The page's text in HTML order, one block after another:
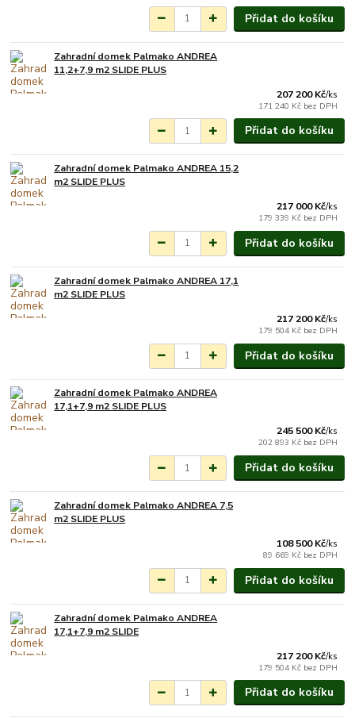
Přidat do košíku
Zahradní domek Palmako ANDREA
11,2+7,9 m2 SLIDE PLUS
207 200 Kč/ks
171 240 Kč bez DPH
Přidat do košíku
Zahradní domek Palmako ANDREA 15,2
m2 SLIDE PLUS
217 000 Kč/ks
179 339 Kč bez DPH
Přidat do košíku
Zahradní domek Palmako ANDREA 17,1
m2 SLIDE PLUS
217 200 Kč/ks
179 504 Kč bez DPH
Přidat do košíku
Zahradní domek Palmako ANDREA
17,1+7,9 m2 SLIDE PLUS
245 500 Kč/ks
202 893 Kč bez DPH
Přidat do košíku
Zahradní domek Palmako ANDREA 7,5
m2 SLIDE PLUS
108 500 Kč/ks
89 669 Kč bez DPH
Přidat do košíku
Zahradní domek Palmako ANDREA
17,1+7,9 m2 SLIDE
217 200 Kč/ks
179 504 Kč bez DPH
Přidat do košíku